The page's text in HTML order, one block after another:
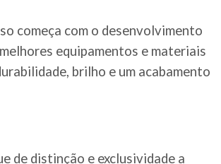
começa com o desenvolvimento
equipamentos e materiais
brilho e um acabamento
de distinção e exclusividade a